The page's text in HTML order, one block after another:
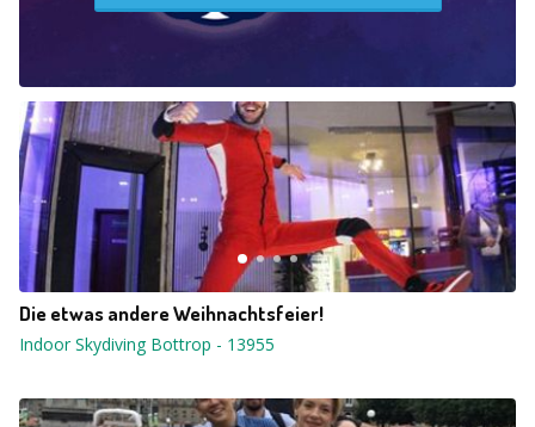
Die etwas andere Weihnachtsfeier!
Indoor Skydiving Bottrop - 13955